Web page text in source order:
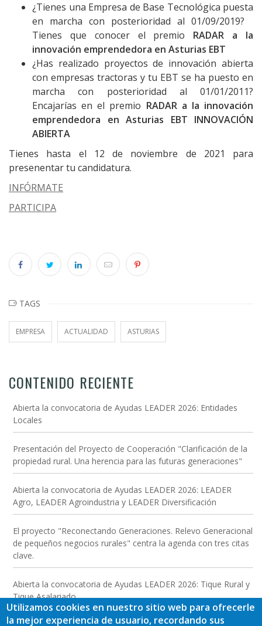
¿Tienes una Empresa de Base Tecnológica puesta
en marcha con posterioridad al 01/09/2019?
Tienes que conocer el premio RADAR a la
innovación emprendedora en Asturias EBT
¿Has realizado proyectos de innovación abierta
con empresas tractoras y tu EBT se ha puesto en
marcha con posterioridad al 01/01/2011?
Encajarías en el premio RADAR a la innovación
emprendedora en Asturias EBT INNOVACIÓN
ABIERTA
Tienes hasta el 12 de noviembre de 2021 para
presenentar tu candidatura.
INFÓRMATE
PARTICIPA
TAGS
EMPRESA ACTUALIDAD ASTURIAS
CONTENIDO RECIENTE
Abierta la convocatoria de Ayudas LEADER 2026: Entidades
Locales
Presentación del Proyecto de Cooperación "Clarificación de la
propiedad rural. Una herencia para las futuras generaciones"
Abierta la convocatoria de Ayudas LEADER 2026: LEADER
Agro, LEADER Agroindustria y LEADER Diversificación
El proyecto "Reconectando Generaciones. Relevo Generacional
de pequeños negocios rurales" centra la agenda con tres citas
clave.
Abierta la convocatoria de Ayudas LEADER 2026: Tique Rural y
Tique Asalariado
Utilizamos cookies en nuestro sitio web para ofrecerle
la mejor experiencia de usuario, recordando sus